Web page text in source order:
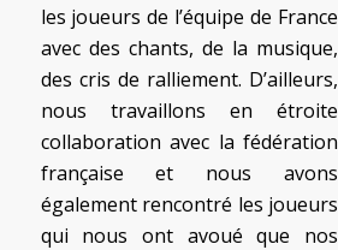
les joueurs de l’équipe de France
avec des chants, de la musique,
des cris de ralliement. D’ailleurs,
nous travaillons en étroite
collaboration avec la fédération
française et nous avons
également rencontré les joueurs
qui nous ont avoué que nos